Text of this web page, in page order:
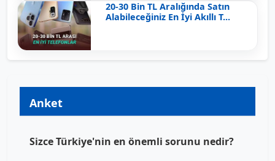
20-30 Bin TL Aralığında Satın
Alabileceğiniz En İyi Akıllı T...
Anket
Sizce Türkiye'nin en önemli sorunu nedir?